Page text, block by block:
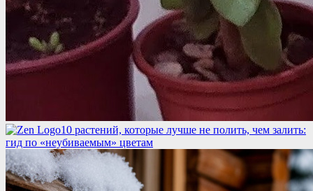
10 растений, которые лучше не полить, чем залить:
гид по «неубиваемым» цветам